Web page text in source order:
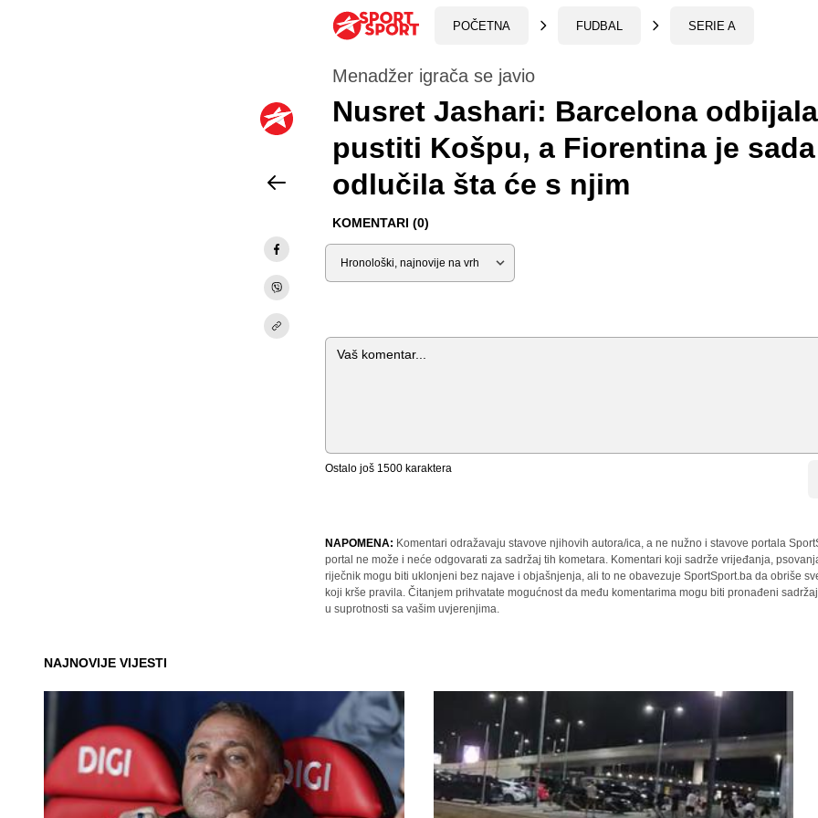
POČETNA FUDBAL SERIE A
Menadžer igrača se javio
Nusret Jashari: Barcelona odbijala
pustiti Košpu, a Fiorentina je sada
odlučila šta će s njim
KOMENTARI (0)
Sortiraj
Komentar
Ostalo još 1500 karaktera
NAPOMENA: Komentari odražavaju stavove njihovih autora/ica, a ne nužno i stavove portala
portal ne može i neće odgovarati za sadržaj tih kometara. Komentari koji sadrže vrijeđanja,
riječnik mogu biti uklonjeni bez najave i objašnjenja, ali to ne obavezuje SportSport.ba da obriše
koji krše pravila. Čitanjem prihvatate mogućnost da među komentarima mogu biti pronađeni
u suprotnosti sa vašim uvjerenjima.
NAJNOVIJE VIJESTI